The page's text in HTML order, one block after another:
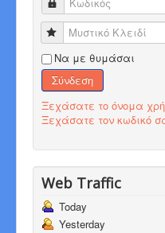
Κωδικός
Μυστικό Κλειδί
Να με θυμάσαι
Σύνδεση
Ξεχάσατε το όνομα
Ξεχάσατε τον κωδικό
Web Traffic
Today
Yesterday